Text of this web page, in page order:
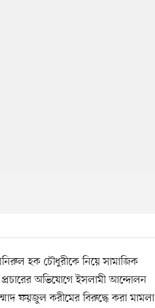
হক চৌধুরীকে নিয়ে সামাজিক
প্রচারের অভিযোগে ইসলামী আন্দোলন
ফয়জুল করীমের বিরুদ্ধে করা মামলা